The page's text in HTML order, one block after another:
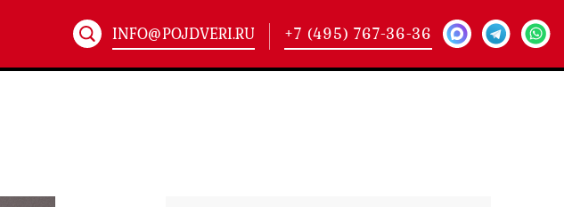
Полуторные технические двери
INFO@POJDVERI.RU +7 (495) 767-36-36